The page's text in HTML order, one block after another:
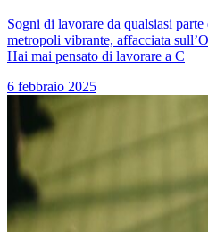
Sogni di lavorare da qualsiasi
metropoli vibrante, affacciata
Hai mai pensato di lavorare a C
6 febbraio 2025